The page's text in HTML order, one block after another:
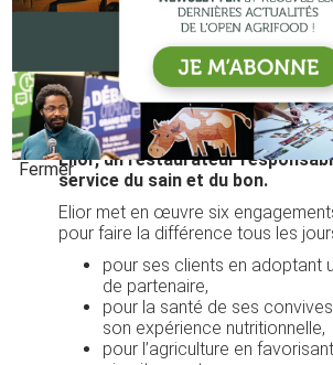
Elior, un restaurateur
service du sain et du bon.
Elior met en œuvre six
pour faire la différence tous les
pour ses clients en adoptant
de partenaire,
pour la santé de ses
son expérience nutritionnelle,
pour l’agriculture en
Fermer